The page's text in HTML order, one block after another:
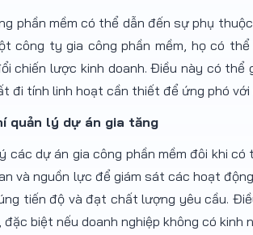
phần mềm có thể dẫn đến sự phụ
công ty gia công phần mềm, họ có
chiến lược kinh doanh. Điều này có thể
đi tính linh hoạt cần thiết để ứng phó
quản lý dự án gia tăng
các dự án gia công phần mềm đôi khi
và nguồn lực để giám sát các hoạt
tiến độ và đạt chất lượng yêu cầu.
đặc biệt nếu doanh nghiệp không có kinh